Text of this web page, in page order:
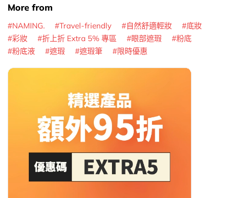
More from
NAMING. Travel-friendly 自然舒適輕妝
底妝
彩妝
折上折 Extra 5% 專區 眼部遮瑕
粉底
粉底液
遮瑕 遮瑕筆 限時優惠